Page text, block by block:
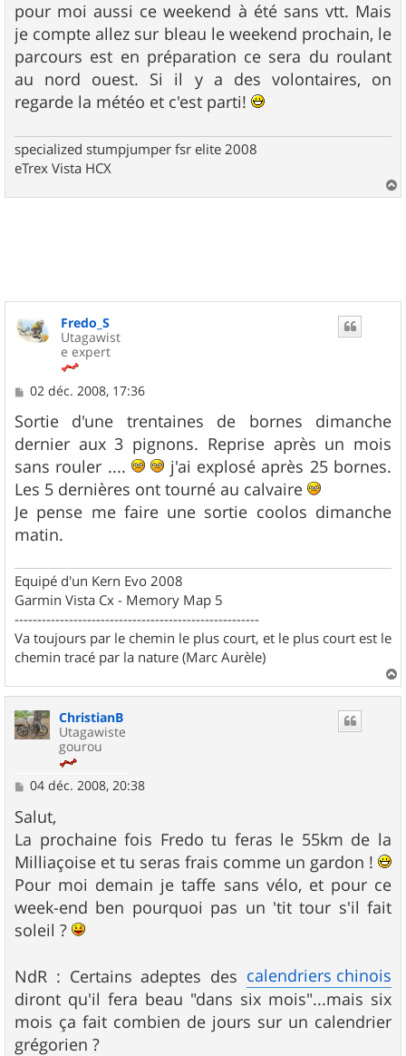
s
s
a
g
e
pour moi aussi ce weekend à été sans vtt. Mais
je compte allez sur bleau le weekend prochain, le
parcours est en préparation ce sera du roulant
au nord ouest. Si il y a des volontaires, on
regarde la météo et c'est parti!
specialized stumpjumper fsr elite 2008
eTrex Vista HCX
a
Fredo_S
Utagawist
e expert
M
s
s
a
g
e
02 déc. 2008, 17:36
Sortie d'une trentaines de bornes dimanche
dernier aux 3 pignons. Reprise après un mois
sans rouler ....
j'ai explosé après 25 bornes.
Les 5 dernières ont tourné au calvaire
Je pense me faire une sortie coolos dimanche
matin.
Equipé d'un Kern Evo 2008
Garmin Vista Cx - Memory Map 5
------------------------------------------------------
Va toujours par le chemin le plus court, et le plus court est le
chemin tracé par la nature (Marc Aurèle)
a
ChristianB
Utagawiste
gourou
M
s
s
a
g
e
04 déc. 2008, 20:38
Salut,
La prochaine fois Fredo tu feras le 55km de la
Milliaçoise et tu seras frais comme un gardon !
Pour moi demain je taffe sans vélo, et pour ce
week-end ben pourquoi pas un 'tit tour s'il fait
soleil ?
NdR : Certains adeptes des calendriers chinois
diront qu'il fera beau "dans six mois"...mais six
mois ça fait combien de jours sur un calendrier
grégorien ?